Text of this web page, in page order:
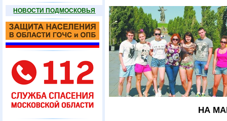
НОВОСТИ ПОДМОСКОВЬЯ
НА